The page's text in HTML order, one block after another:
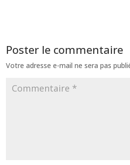
Poster le commentaire
Votre adresse e-mail ne sera pas